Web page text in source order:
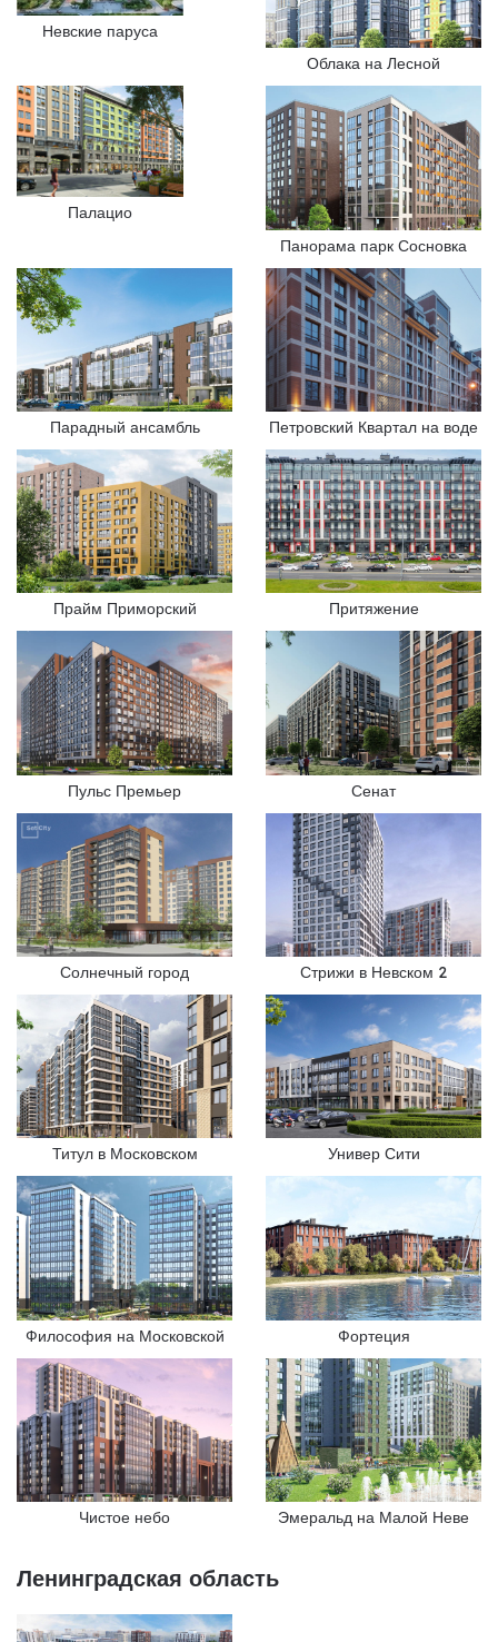
Невские паруса
Облака на Лесной
Палацио
Панорама парк Сосновка
Парадный ансамбль Петровский Квартал на воде
Прайм Приморский Притяжение
Пульс Премьер Сенат
Солнечный город Стрижи в Невском 2
Титул в Московском Универ Сити
Философия на Московской Фортеция
Чистое небо Эмеральд на Малой Неве
Ленинградская область